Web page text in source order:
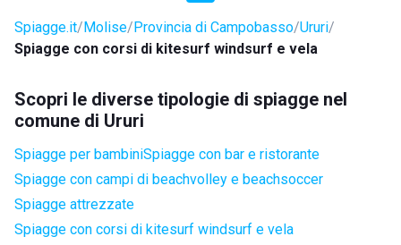
Spiagge.it Molise Provincia di Campobasso Ururi
Spiagge con corsi di kitesurf windsurf e vela
Scopri le diverse tipologie di spiagge nel
comune di Ururi
Spiagge per bambiniSpiagge con bar e ristorante
Spiagge con campi di beachvolley e beachsoccer
Spiagge attrezzate
Spiagge con corsi di kitesurf windsurf e vela